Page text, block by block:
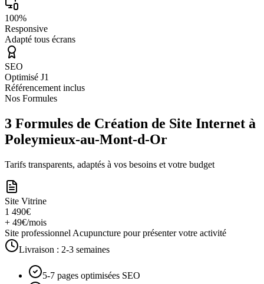
100%
Responsive
Adapté tous écrans
SEO
Optimisé J1
Référencement inclus
Nos Formules
3 Formules de Création de Site Internet à
Poleymieux-au-Mont-d-Or
Tarifs transparents, adaptés à vos besoins et votre budget
Site Vitrine
1 490€
+ 49€/mois
Site professionnel Acupuncture pour présenter votre activité
Livraison : 2-3 semaines
5-7 pages optimisées SEO